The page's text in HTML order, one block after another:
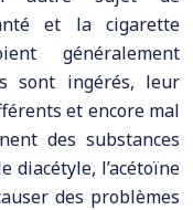
et la cigarette
généralement
sont ingérés, leur
et encore mal
des substances
diacétyle, l’acétoïne
des problèmes